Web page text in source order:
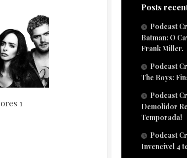
Posts
Podcast
Batman: O
Frank Miller.
Podcast
The Boys:
Podcast
Demolidor
Temporada!
Podcast
Invencível 4
1